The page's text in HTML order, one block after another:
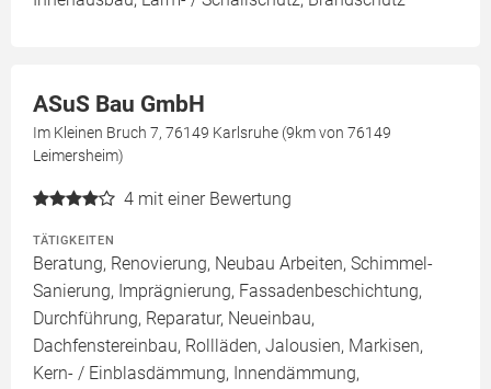
ASuS Bau GmbH
Im Kleinen Bruch 7, 76149 Karlsruhe (9km von 76149
Leimersheim)
4 mit einer Bewertung
TÄTIGKEITEN
Beratung, Renovierung, Neubau Arbeiten, Schimmel-
Sanierung, Imprägnierung, Fassadenbeschichtung,
Durchführung, Reparatur, Neueinbau,
Dachfenstereinbau, Rollläden, Jalousien, Markisen,
Kern- / Einblasdämmung, Innendämmung,